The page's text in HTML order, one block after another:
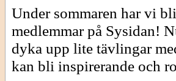
Under sommaren har vi
medlemmar på Sysidan!
dyka upp lite tävlingar
kan bli inspirerande och